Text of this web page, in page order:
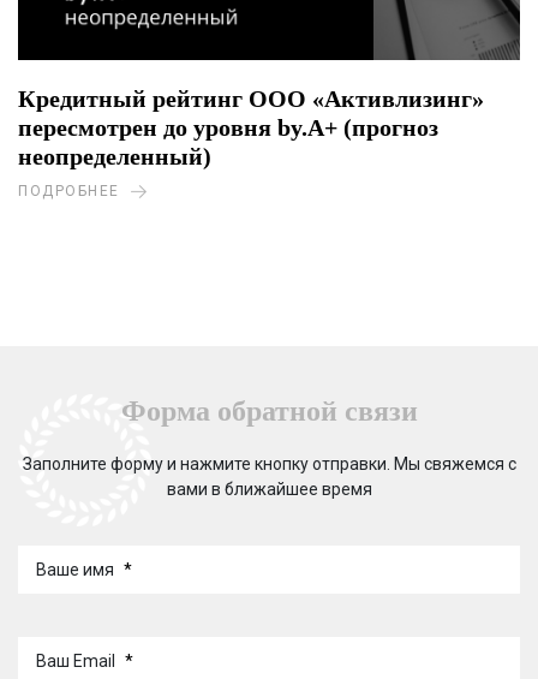
Кредитный рейтинг ООО «Активлизинг»
пересмотрен до уровня by.A+ (прогноз
неопределенный)
ПОДРОБНЕЕ
Форма обратной связи
Заполните форму и нажмите кнопку отправки. Мы свяжемся с
вами в ближайшее время
Ваше имя *
Ваш Email *